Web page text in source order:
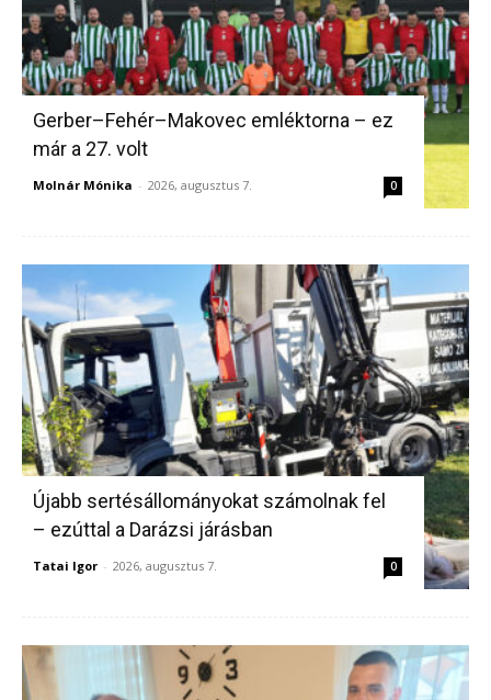
Gerber–Fehér–Makovec emléktorna – ez
már a 27. volt
Molnár Mónika - 2026, augusztus 7. 0
Újabb sertésállományokat számolnak fel
– ezúttal a Darázsi járásban
Tatai Igor - 2026, augusztus 7. 0